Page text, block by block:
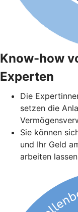
Know-how
Experten
Die
setzen die
Sie können
und Ihr Geld
arbeiten